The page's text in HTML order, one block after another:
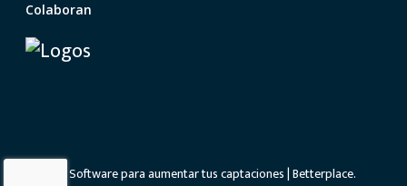
Colaboran
© 2026 Software para aumentar tus captaciones | Betterplace.